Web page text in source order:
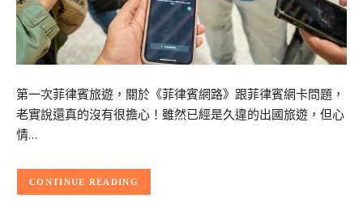
第一次菲律賓旅遊，關於《菲律賓網路》跟菲律賓網卡問題，
老實說還真的沒有很擔心！雖然已經是久違的出國旅遊，但心
情…
CONTINUE READING